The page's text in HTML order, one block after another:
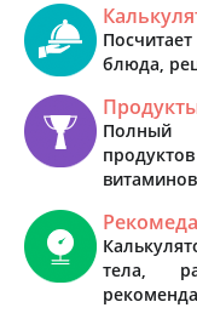
блюда,
Полный
тела,